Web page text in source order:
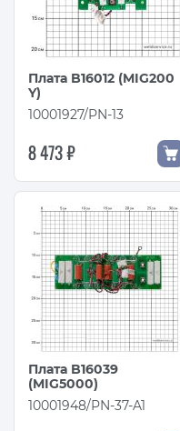
Плата B16012 (MIG200
Y)
10001927/PN-13
8 473 ₽
Плата B16039
(MIG5000)
10001948/PN-37-A1